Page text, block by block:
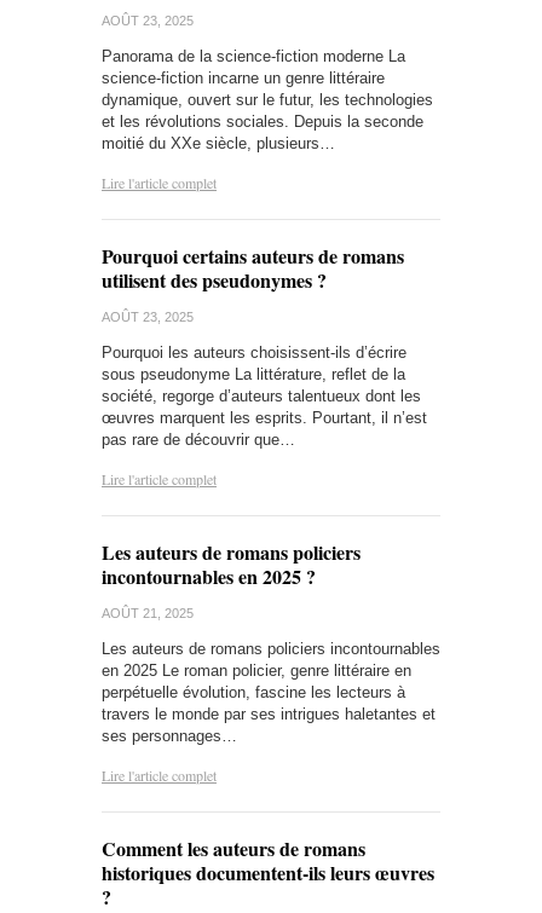
AOÛT 23, 2025
Panorama de la science-fiction moderne La
science-fiction incarne un genre littéraire
dynamique, ouvert sur le futur, les technologies
et les révolutions sociales. Depuis la seconde
moitié du XXe siècle, plusieurs…
Lire l'article complet
Pourquoi certains auteurs de romans
utilisent des pseudonymes ?
AOÛT 23, 2025
Pourquoi les auteurs choisissent-ils d’écrire
sous pseudonyme La littérature, reflet de la
société, regorge d’auteurs talentueux dont les
œuvres marquent les esprits. Pourtant, il n’est
pas rare de découvrir que…
Lire l'article complet
Les auteurs de romans policiers
incontournables en 2025 ?
AOÛT 21, 2025
Les auteurs de romans policiers incontournables
en 2025 Le roman policier, genre littéraire en
perpétuelle évolution, fascine les lecteurs à
travers le monde par ses intrigues haletantes et
ses personnages…
Lire l'article complet
Comment les auteurs de romans
historiques documentent-ils leurs œuvres
?